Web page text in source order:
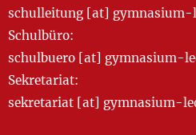
schulleitung [at]
Schulbüro:
schulbuero [at] gymnasium-
Sekretariat:
sekretariat [at] gymnasium-